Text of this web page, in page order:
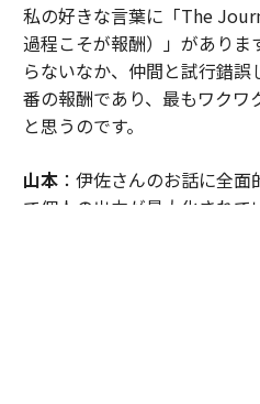
私の好きな言葉に「The
過程こそが報酬）」がありま
らないなか、仲間と試行錯
番の報酬であり、最もワク
と思うのです。
山本：伊佐さんのお話に全面
て個人の出力が最大化され